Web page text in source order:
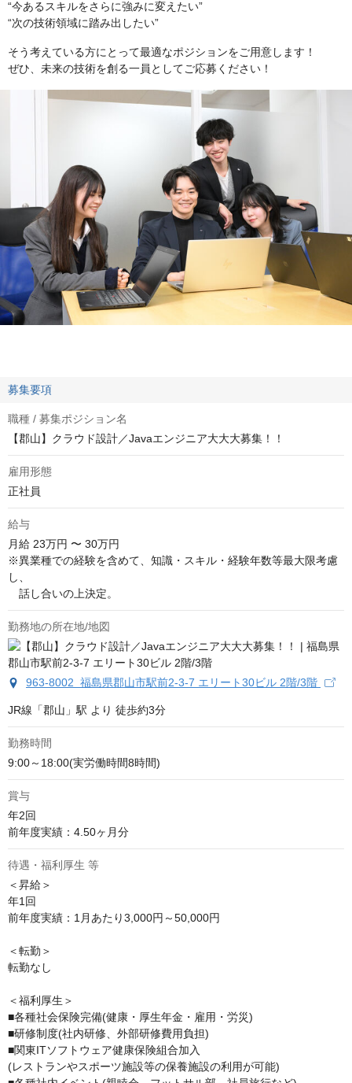
“今あるスキルをさらに強みに変えたい”
“次の技術領域に踏み出したい”
そう考えている方にとって最適なポジションをご用意します！
ぜひ、未来の技術を創る一員としてご応募ください！
募集要項
職種 / 募集ポジション名
【郡山】クラウド設計／Javaエンジニア大大大募集！！
雇用形態
正社員
給与
月給 23万円 〜 30万円
※異業種での経験を含めて、知識・スキル・経験年数等最大限考慮
し、
話し合いの上決定。
勤務地の所在地/地図
963-8002 福島県郡山市駅前2-3-7 エリート30ビル 2階/3階
JR線「郡山」駅 より 徒歩約3分
勤務時間
9:00～18:00(実労働時間8時間)
賞与
年2回
前年度実績：4.50ヶ月分
待遇・福利厚生 等
＜昇給＞
年1回
前年度実績：1月あたり3,000円～50,000円
＜転勤＞
転勤なし
＜福利厚生＞
■各種社会保険完備(健康・厚生年金・雇用・労災)
■研修制度(社内研修、外部研修費用負担)
■関東ITソフトウェア健康保険組合加入
(レストランやスポーツ施設等の保養施設の利用が可能)